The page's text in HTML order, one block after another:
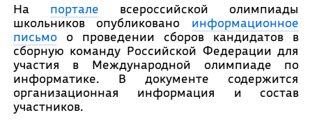
На портале всероссийской олимпиады
школьников опубликовано информационное
письмоо проведении сборов кандидатов в
сборную команду Российской Федерации для
участия в Международной олимпиаде по
информатике. В документе содержится
организационная информация и состав
участников.